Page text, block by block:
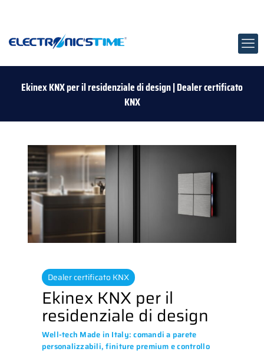
Ekinex KNX per il residenziale di design | Dealer certificato
KNX
Dealer certificato KNX
Ekinex KNX per il
residenziale di design
Well-tech Made in Italy: comandi a parete
personalizzabili, finiture premium e controllo